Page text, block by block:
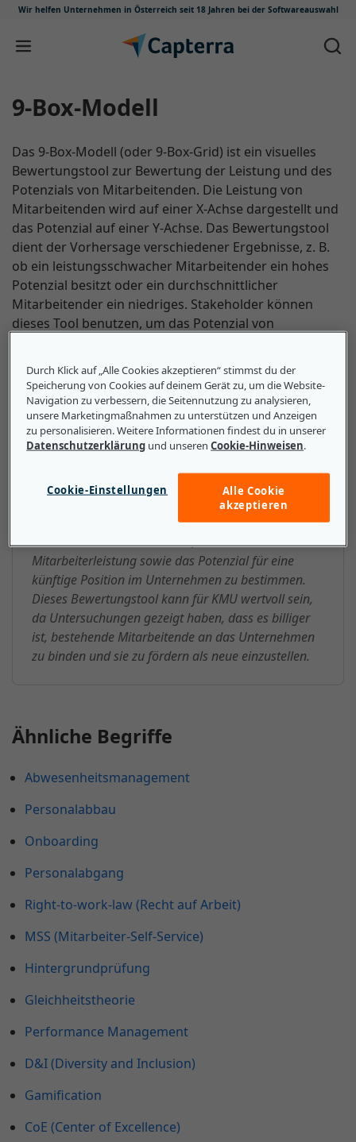
Wir helfen Unternehmen in Österreich seit 18 Jahren bei der Softwareauswahl
Zum Inhalt springen
9-Box-Modell
Das 9-Box-Modell (oder 9-Box-Grid) ist ein visuelles
Bewertungstool zur Bewertung der Leistung und des
Potenzials von Mitarbeitenden. Die Leistung von
Mitarbeitenden wird auf einer X-Achse dargestellt und
das Potenzial auf einer Y-Achse. Das Bewertungstool
dient der Vorhersage verschiedener Ergebnisse, z. B.
ob ein leistungsschwacher Mitarbeitender ein hohes
Potenzial besitzt oder ein durchschnittlicher
Mitarbeitender ein niedriges. Stakeholder können
dieses Tool benutzen, um das Potenzial von
Das sollten kleine und mittlere
wissen
Personalabteilungen in Kleinunternehmen können
das 9-Box-Modell verwenden, um die
Mitarbeiterleistung sowie das Potenzial für eine
künftige Position im Unternehmen zu bestimmen.
Dieses Bewertungstool kann für KMU wertvoll sein,
da Untersuchungen gezeigt haben, dass es billiger
ist, bestehende Mitarbeitende an das Unternehmen
zu binden und sie zu fördern als neue einzustellen.
Ähnliche Begriffe
Abwesenheitsmanagement
Personalabbau
Onboarding
Personalabgang
Right-to-work-law (Recht auf Arbeit)
MSS (Mitarbeiter-Self-Service)
Hintergrundprüfung
Gleichheitstheorie
Performance Management
D&I (Diversity and Inclusion)
Gamification
CoE (Center of Excellence)
Durch Klick auf „Alle Cookies akzeptieren“ stimmst du der
Speicherung von Cookies auf deinem Gerät zu, um die Website-
Navigation zu verbessern, die Seitennutzung zu analysieren,
unsere Marketingmaßnahmen zu unterstützen und Anzeigen
zu personalisieren. Weitere Informationen findest du in unserer
Datenschutzerklärung und unserenCookie-Hinweisen.
Cookie-Einstellungen
Alle Cookie
akzeptieren